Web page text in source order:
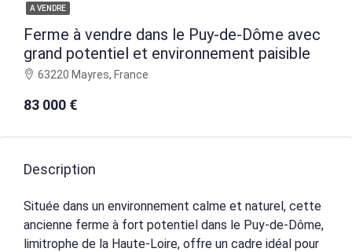
A VENDRE
Ferme à vendre dans le Puy-de-Dôme avec
grand potentiel et environnement paisible
63220 Mayres, France
83 000 €
Description
Située dans un environnement calme et naturel, cette
ancienne ferme à fort potentiel dans le Puy-de-Dôme,
limitrophe de la Haute-Loire, offre un cadre idéal pour